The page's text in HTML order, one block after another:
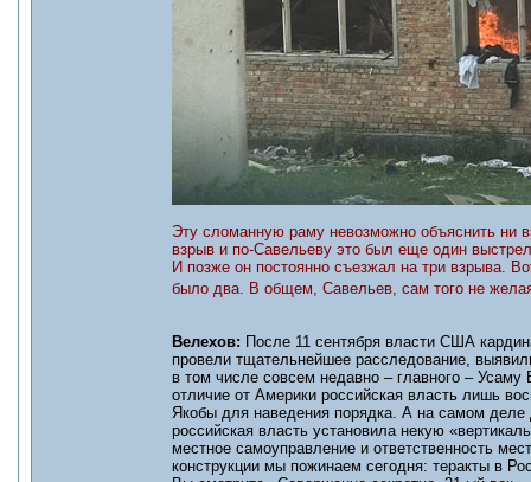
Эту сломанную раму невозможно объяснить ни
взрыв и по-Савельеву это был еще один
И позже он постоянно съезжал на три взрыва.
было два. В общем, Савельев, сам того не
Велехов: После 11 сентября власти США
провели тщательнейшее расследование,
в том числе совсем недавно – главного –
отличие от Америки российская власть лишь
Якобы для наведения порядка. А на самом деле
российская власть установила некую
местное самоуправление и ответственность
конструкции мы пожинаем сегодня: теракты в